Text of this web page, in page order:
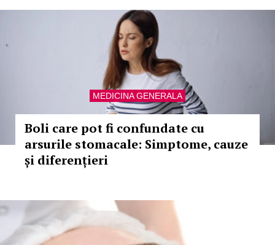
MEDICINA GENERALA
Boli care pot fi confundate cu
arsurile stomacale: Simptome, cauze
și diferențieri